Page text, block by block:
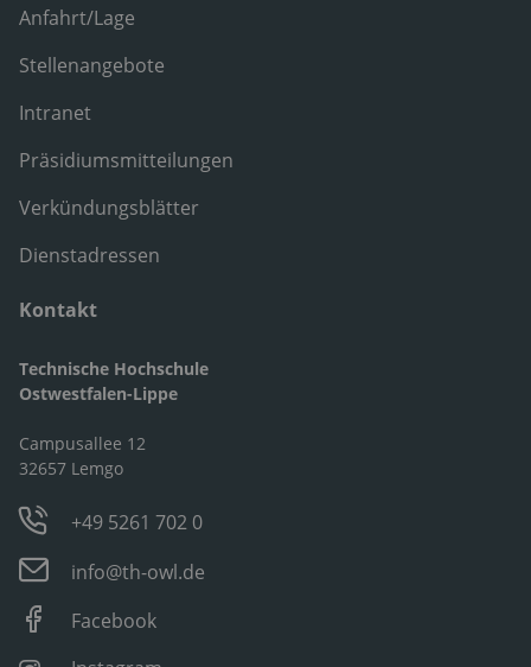
Anfahrt/Lage
Stellenangebote
Intranet
Präsidiumsmitteilungen
Verkündungsblätter
Dienstadressen
Kontakt
Technische Hochschule
Ostwestfalen-Lippe
Campusallee 12
32657 Lemgo
+49 5261 702 0
info@th-owl.de
Facebook